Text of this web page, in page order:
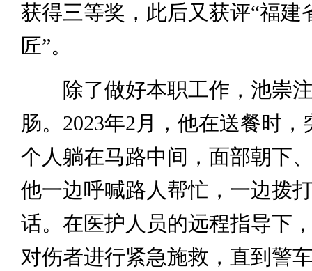
获得三等奖，此后又获评“福建
匠”。
除了做好本职工作，池崇注
肠。2023年2月，他在送餐时，
个人躺在马路中间，面部朝下
他一边呼喊路人帮忙，一边拨
话。在医护人员的远程指导下
对伤者进行紧急施救，直到警